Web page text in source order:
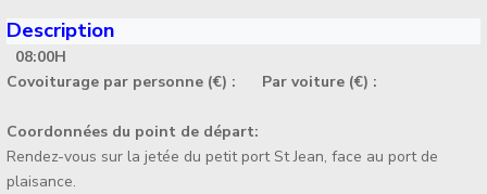
Description
08:00H
Covoiturage par personne (€) :
Par voiture (€) :
Coordonnées du point de départ:
Rendez-vous sur la jetée du petit port St Jean, face au port de
plaisance.